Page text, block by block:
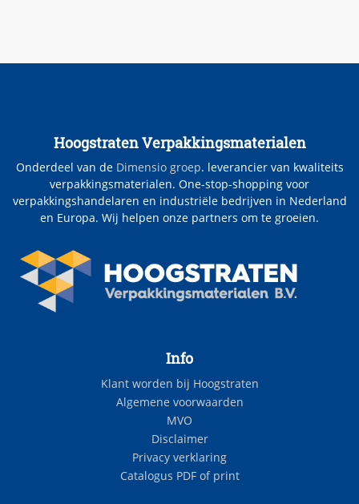
Hoogstraten Verpakkingsmaterialen
Onderdeel van de Dimensio groep. leverancier van kwaliteits
verpakkingsmaterialen. One-stop-shopping voor
verpakkingshandelaren en industriële bedrijven in Nederland
en Europa. Wij helpen onze partners om te groeien.
Info
Klant worden bij Hoogstraten
Algemene voorwaarden
MVO
Disclaimer
Privacy verklaring
Catalogus PDF of print